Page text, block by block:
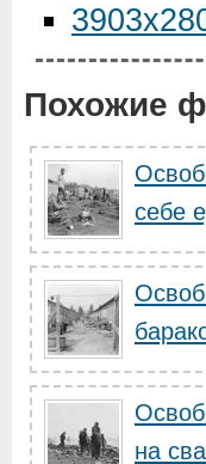
Похожие
себе
на